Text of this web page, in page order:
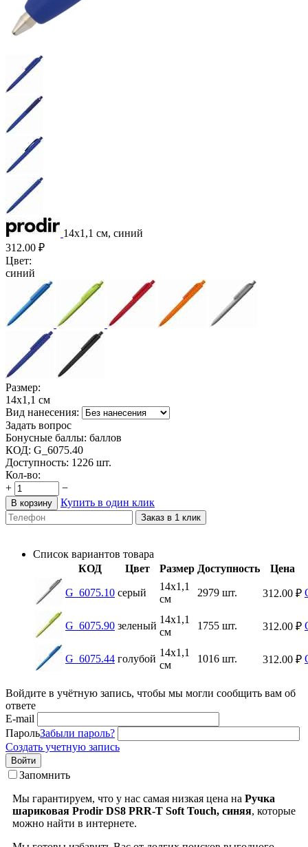
14х1,1 см, синий
312.00 ₽
Цвет:
синий
Размер:
14х1,1 см
Вид нанесения:
Задать вопрос
Бонусные баллы: баллов
КОД: G_6075.40
Доступность: 1226 шт.
Кол-во:
+
−
В корзину Купить в один клик
Заказ в 1 клик
Список вариантов товара
КОД
Цвет Размер Доступность Цена
G_6075.10 серый
14х1,1
см
2979 шт. 312.00 ₽
G_6075.90 зеленый
14х1,1
см
1755 шт. 312.00 ₽
G_6075.44 голубой
14х1,1
см
1016 шт. 312.00 ₽
Войдите в учётную запись, чтобы мы могли сообщить вам об
ответе
E-mail
ПарольЗабыли пароль?
Создать учетную запись
Войти
Запомнить
Мы гарантируем, что у нас самая низкая цена на Ручка
шариковая Prodir DS8 PRR-T Soft Touch, синяя, которые
можно найти в интернете.